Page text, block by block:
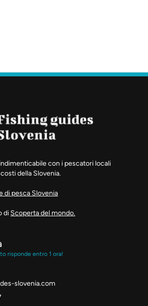
con i pescatori locali
della Slovenia.
di pesca Slovenia
di Scoperta del mondo.
risponde entro 1 ora!
slovenia.com